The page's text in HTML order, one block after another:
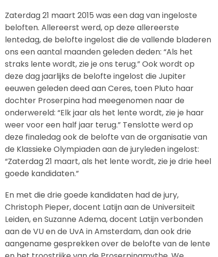
Zaterdag 21 maart 2015 was een dag van ingeloste
beloften. Allereerst werd, op deze allereerste
lentedag, de belofte ingelost die de vallende bladeren
ons een aantal maanden geleden deden: “Als het
straks lente wordt, zie je ons terug.” Ook wordt op
deze dag jaarlijks de belofte ingelost die Jupiter
eeuwen geleden deed aan Ceres, toen Pluto haar
dochter Proserpina had meegenomen naar de
onderwereld: “Elk jaar als het lente wordt, zie je haar
weer voor een half jaar terug.” Tenslotte werd op
deze finaledag ook de belofte van de organisatie van
de Klassieke Olympiaden aan de juryleden ingelost:
“Zaterdag 21 maart, als het lente wordt, zie je drie heel
goede kandidaten.”
En met die drie goede kandidaten had de jury,
Christoph Pieper, docent Latijn aan de Universiteit
Leiden, en Suzanne Adema, docent Latijn verbonden
aan de VU en de UvA in Amsterdam, dan ook drie
aangename gesprekken over de belofte van de lente